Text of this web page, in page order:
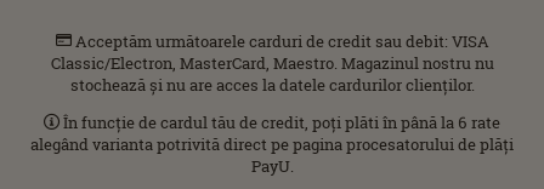
Acceptăm următoarele carduri de credit sau debit: VISA
Classic/Electron, MasterCard, Maestro. Magazinul nostru nu
stochează și nu are acces la datele cardurilor clienților.
În funcție de cardul tău de credit, poți plăti în până la 6 rate
alegând varianta potrivită direct pe pagina procesatorului de plăți
PayU.